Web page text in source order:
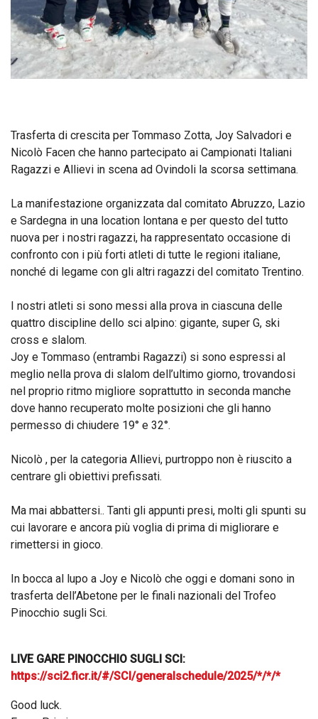
Trasferta di crescita per Tommaso Zotta, Joy Salvadori e
Nicolò Facen che hanno partecipato ai Campionati Italiani
Ragazzi e Allievi in scena ad Ovindoli la scorsa settimana.
La manifestazione organizzata dal comitato Abruzzo, Lazio
e Sardegna in una location lontana e per questo del tutto
nuova per i nostri ragazzi, ha rappresentato occasione di
confronto con i più forti atleti di tutte le regioni italiane,
nonché di legame con gli altri ragazzi del comitato Trentino.
I nostri atleti si sono messi alla prova in ciascuna delle
quattro discipline dello sci alpino: gigante, super G, ski
cross e slalom.
Joy e Tommaso (entrambi Ragazzi) si sono espressi al
meglio nella prova di slalom dell’ultimo giorno, trovandosi
nel proprio ritmo migliore soprattutto in seconda manche
dove hanno recuperato molte posizioni che gli hanno
permesso di chiudere 19° e 32°.
Nicolò , per la categoria Allievi, purtroppo non è riuscito a
centrare gli obiettivi prefissati.
Ma mai abbattersi.. Tanti gli appunti presi, molti gli spunti su
cui lavorare e ancora più voglia di prima di migliorare e
rimettersi in gioco.
In bocca al lupo a Joy e Nicolò che oggi e domani sono in
trasferta dell’Abetone per le finali nazionali del Trofeo
Pinocchio sugli Sci.
LIVE GARE PINOCCHIO SUGLI SCI:
https://sci2.ficr.it/#/SCI/generalschedule/2025/*/*/*
Good luck.